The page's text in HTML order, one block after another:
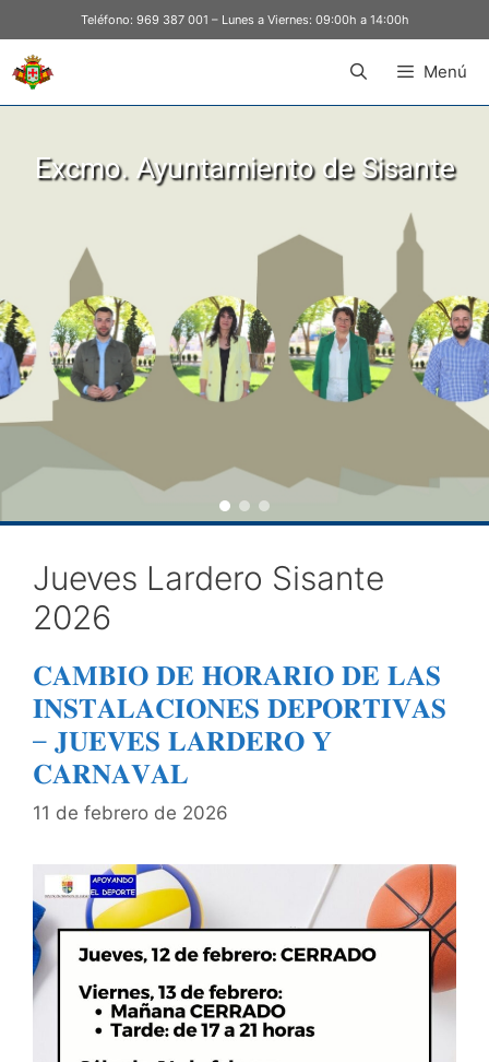
Teléfono: 969 387 001 – Lunes a Viernes: 09:00h a 14:00h
Menú
Excmo. Ayuntamiento de Sisante
Jueves Lardero Sisante
2026
𝐂𝐀𝐌𝐁𝐈𝐎 𝐃𝐄 𝐇𝐎𝐑𝐀𝐑𝐈𝐎 𝐃𝐄 𝐋𝐀𝐒
𝐈𝐍𝐒𝐓𝐀𝐋𝐀𝐂𝐈𝐎𝐍𝐄𝐒 𝐃𝐄𝐏𝐎𝐑𝐓𝐈𝐕𝐀𝐒
– 𝐉𝐔𝐄𝐕𝐄𝐒 𝐋𝐀𝐑𝐃𝐄𝐑𝐎 𝐘
𝐂𝐀𝐑𝐍𝐀𝐕𝐀𝐋
11 de febrero de 2026